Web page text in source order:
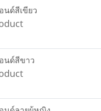
นด์สีเขียว
นด์สีขาว